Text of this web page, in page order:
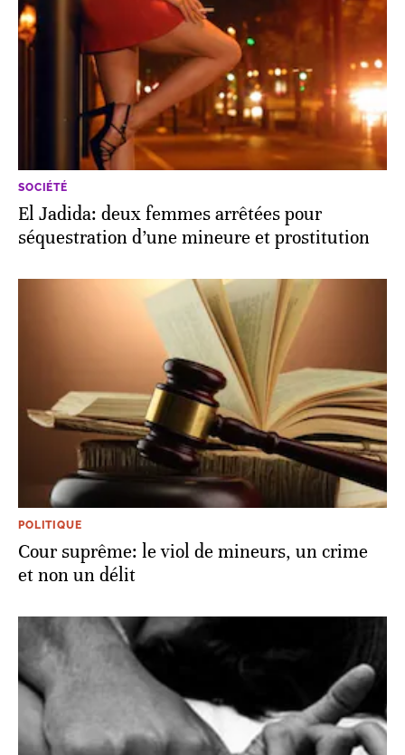
SOCIÉTÉ
El Jadida: deux femmes arrêtées pour
séquestration d’une mineure et prostitution
POLITIQUE
Cour suprême: le viol de mineurs, un crime
et non un délit